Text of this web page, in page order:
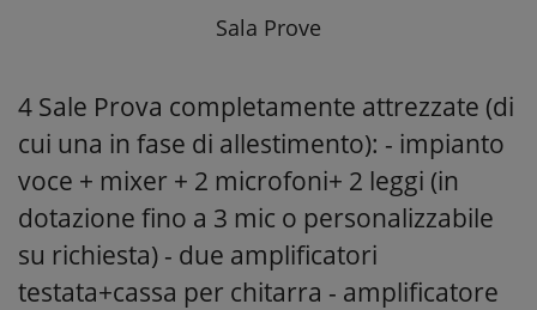
Sala Prove
4 Sale Prova completamente attrezzate (di
cui una in fase di allestimento): - impianto
voce + mixer + 2 microfoni+ 2 leggi (in
dotazione fino a 3 mic o personalizzabile
su richiesta) - due amplificatori
testata+cassa per chitarra - amplificatore